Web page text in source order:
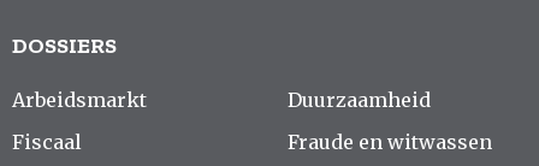
DOSSIERS
Arbeidsmarkt
Fiscaal
Duurzaamheid
Fraude en witwassen